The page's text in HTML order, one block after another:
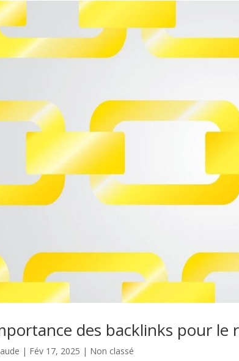
des backlinks pour
| Fév 17, 2025 | Non classé